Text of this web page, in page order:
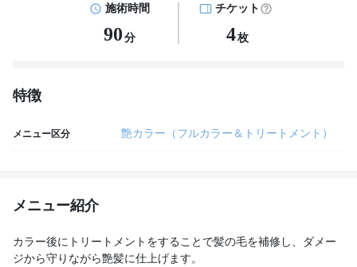
施術時間
90 分
チケット
4枚
特徴
メニュー区分 艶カラー（フルカラー＆トリートメント）
メニュー紹介
カラー後にトリートメントをすることで髪の毛を補修し、ダメー
ジから守りながら艶髪に仕上げます。